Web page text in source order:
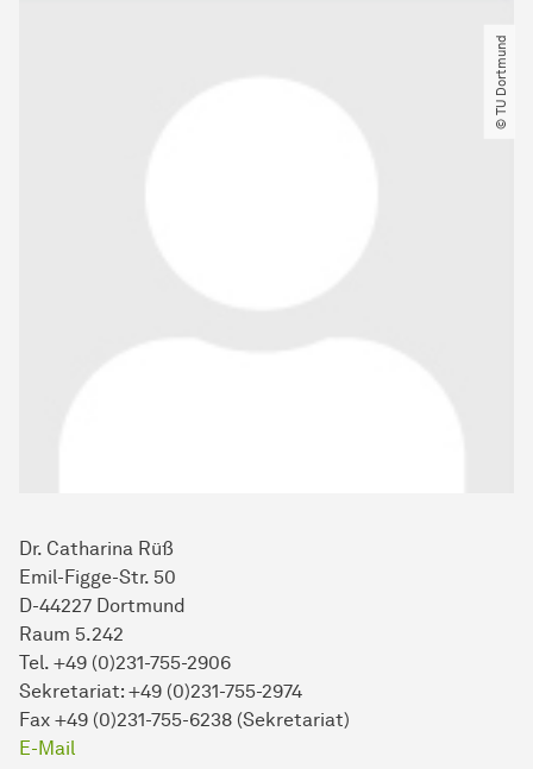
Dr. Catharina Rüß
Emil-Figge-Str. 50
D-44227 Dortmund
Raum 5.242
Tel. +49 (0)231-755-2906
Sekretariat: +49 (0)231-755-2974
Fax +49 (0)231-755-6238 (Sekretariat)
E-Mail
© TU Dortmund